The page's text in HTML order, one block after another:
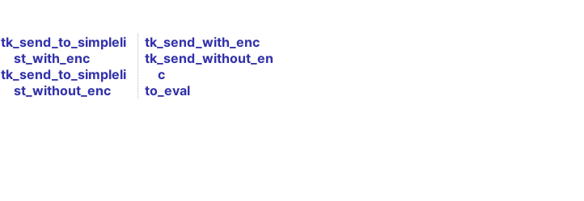
tk_send_to_simpleli
st_with_enc
tk_send_to_simpleli
st_without_enc
tk_send_with_enc
tk_send_without_en
c
to_eval